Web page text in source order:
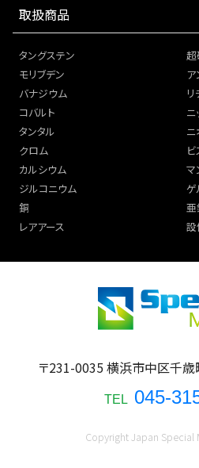
取扱商品
タングステン
モリブデン
ア
バナジウム
コバルト
ニ
タンタル
ニ
クロム
カルシウム
マ
ジルコニウム
ゲ
銅
レアアース
〒231-0035 横浜市中区千
TEL 045-
Copyright Japan Special